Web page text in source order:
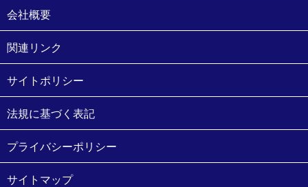
会社概要
関連リンク
サイトポリシー
法規に基づく表記
プライバシーポリシー
サイトマップ